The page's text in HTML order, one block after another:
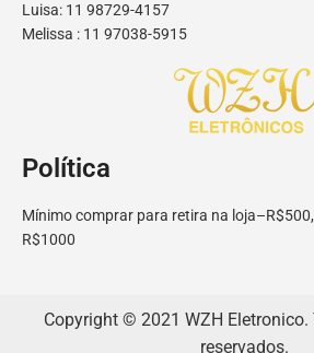
Luisa: 11 98729-4157
Melissa : 11 97038-5915
Política
Mínimo comprar para retira na
R$1000
Copyright © 2021 WZH
reservados.